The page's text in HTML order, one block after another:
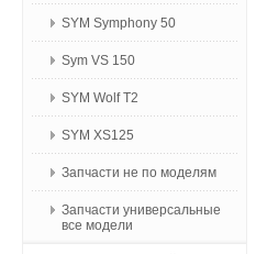
SYM Symphony 50
Sym VS 150
SYM Wolf T2
SYM XS125
Запчасти не по моделям
Запчасти универсальные
все модели